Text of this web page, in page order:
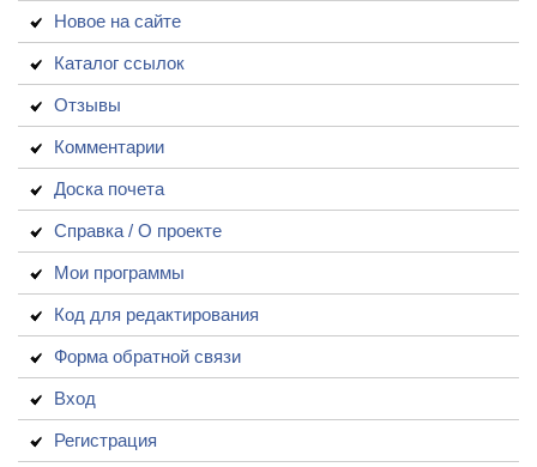
Новое на сайте
Каталог ссылок
Отзывы
Комментарии
Доска почета
Справка / О проекте
Мои программы
Код для редактирования
Форма обратной связи
Вход
Регистрация